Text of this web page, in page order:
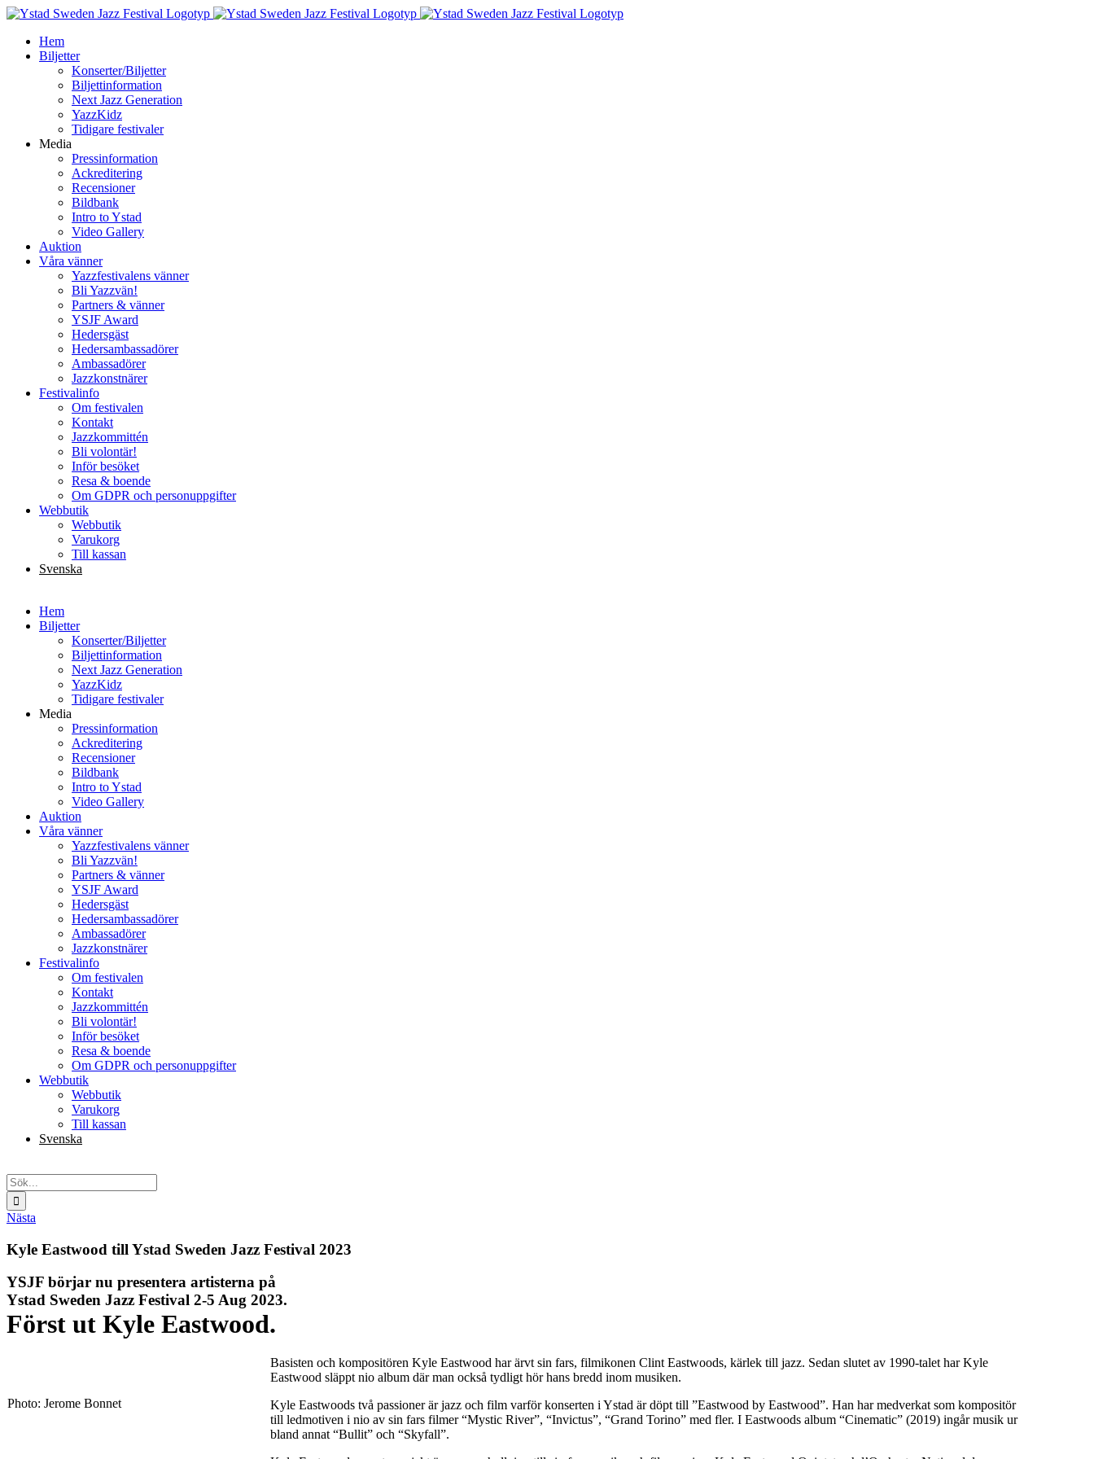
Fortsätt
innehållet
Hem
Biljetter
Konserter/Biljetter
Biljettinformation
Next Jazz Generation
YazzKidz
Tidigare festivaler
Media
Pressinformation
Ackreditering
Recensioner
Bildbank
Intro to Ystad
Video Gallery
Auktion
Våra vänner
Yazzfestivalens vänner
Bli Yazzvän!
Partners & vänner
YSJF Award
Hedersgäst
Hedersambassadörer
Ambassadörer
Jazzkonstnärer
Festivalinfo
Om festivalen
Kontakt
Jazzkommittén
Bli volontär!
Inför besöket
Resa & boende
Om GDPR och personuppgifter
Webbutik
Webbutik
Varukorg
Till kassan
Svenska
Hem
Biljetter
Konserter/Biljetter
Biljettinformation
Next Jazz Generation
YazzKidz
Tidigare festivaler
Media
Pressinformation
Ackreditering
Recensioner
Bildbank
Intro to Ystad
Video Gallery
Auktion
Våra vänner
Yazzfestivalens vänner
Bli Yazzvän!
Partners & vänner
YSJF Award
Hedersgäst
Hedersambassadörer
Ambassadörer
Jazzkonstnärer
Festivalinfo
Om festivalen
Kontakt
Jazzkommittén
Bli volontär!
Inför besöket
Resa & boende
Om GDPR och personuppgifter
Webbutik
Webbutik
Varukorg
Till kassan
Svenska
Sök
efter:
Nästa
Kyle Eastwood till Ystad Sweden Jazz Festival 2023
YSJF börjar nu presentera artisterna på
Ystad Sweden Jazz Festival 2-5 Aug 2023.
Först ut Kyle Eastwood.
Photo: Jerome Bonnet
Basisten och kompositören Kyle Eastwood har ärvt sin fars, filmikonen Clint Eastwoods, kärlek till jazz. Sedan slutet av 1990-talet har Kyle
Eastwood släppt nio album där man också tydligt hör hans bredd inom musiken.
Kyle Eastwoods två passioner är jazz och film varför konserten i Ystad är döpt till ”Eastwood by Eastwood”. Han har medverkat som kompositör
till ledmotiven i nio av sin fars filmer “Mystic River”, “Invictus”, “Grand Torino” med fler. I Eastwoods album “Cinematic” (2019) ingår musik ur
bland annat “Bullit” och “Skyfall”.